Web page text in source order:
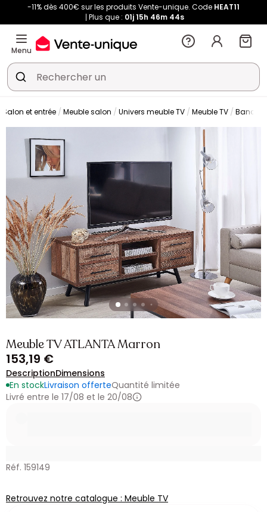
-11% dès 400€ sur les produits Vente-unique. Code HEAT11
Plus que : 01j 15h 46m 44s
Menu
Salon et entrée Meuble salon Univers meuble TV Meuble TV Banc TV
Meuble TV ATLANTA Marron
153,19 €
DescriptionDimensions
En stockLivraison offerteQuantité limitée
Livré entre le 17/08 et le 20/08
Réf. 159149
Retrouvez notre catalogue : Meuble TV